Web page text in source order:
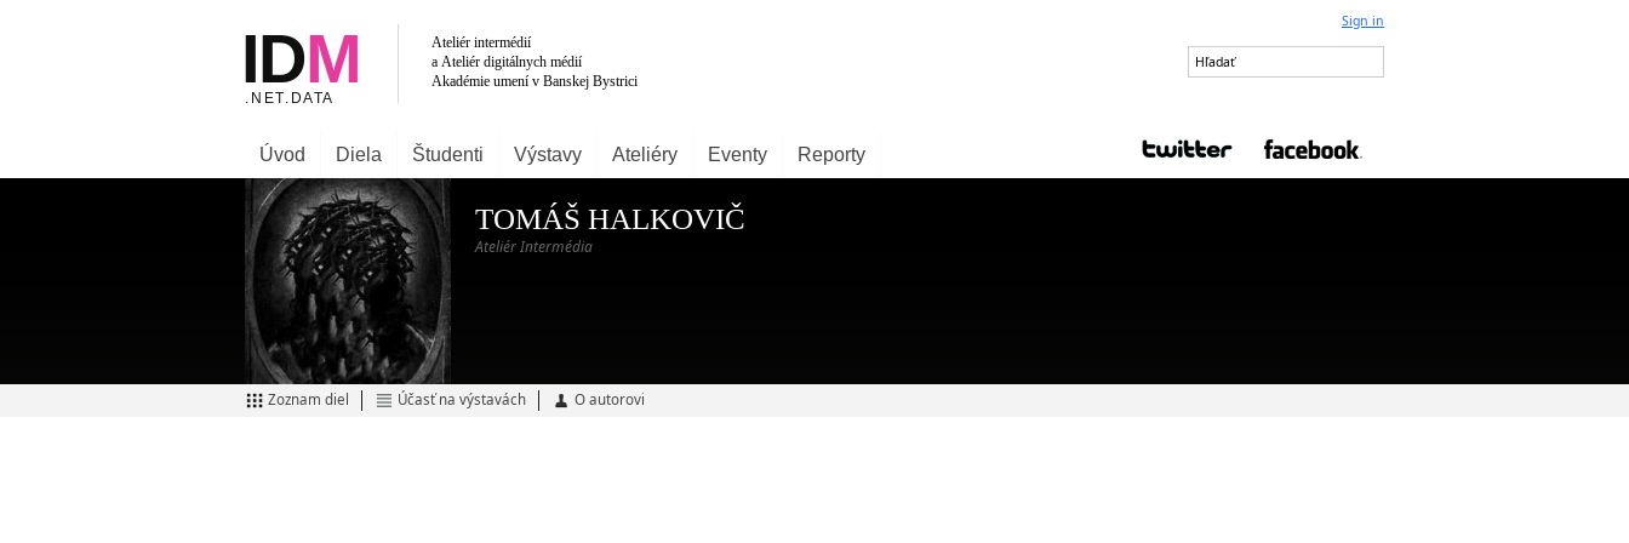
Sign in
Úvod Diela Študenti Výstavy Ateliéry Eventy Reporty
TOMÁŠ HALKOVIČ
Ateliér Intermédia
Zoznam diel Účasť na výstavách O autorovi